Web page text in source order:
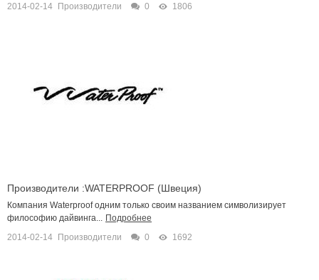
2014-02-14 Производители 0 1806
Производители :WATERPROOF (Швеция)
Компания Waterproof одним только своим названием символизирует
философию дайвинга... Подробнее
2014-02-14 Производители 0 1692